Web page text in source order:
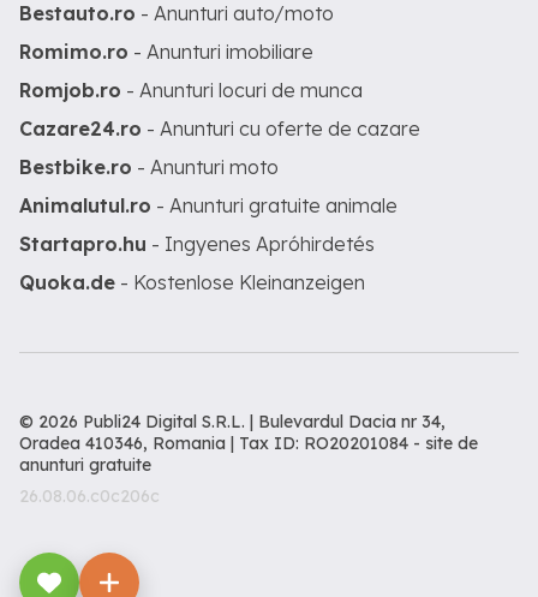
Bestauto.ro - Anunturi auto/moto
Romimo.ro - Anunturi imobiliare
Romjob.ro - Anunturi locuri de munca
Cazare24.ro - Anunturi cu oferte de cazare
Bestbike.ro - Anunturi moto
Animalutul.ro - Anunturi gratuite animale
Startapro.hu - Ingyenes Apróhirdetés
Quoka.de - Kostenlose Kleinanzeigen
© 2026 Publi24 Digital S.R.L. | Bulevardul Dacia nr 34,
Oradea 410346, Romania | Tax ID: RO20201084 - site de
anunturi gratuite
26.08.06.c0c206c